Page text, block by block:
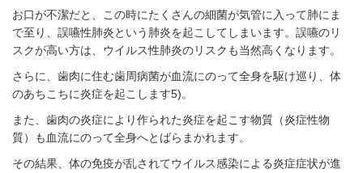
お口が不潔だと、この時にたくさんの細菌が気管に入って肺にま
で至り、誤嚥性肺炎という肺炎を起こしてしまいます。誤嚥のリ
スクが高い方は、ウイルス性肺炎のリスクも当然高くなります。
さらに、歯肉に住む歯周病菌が血流にのって全身を駆け巡り、体
のあちこちに炎症を起こします5)。
また、歯肉の炎症により作られた炎症を起こす物質（炎症性物
質）も血流にのって全身へとばらまかれます。
その結果、体の免疫が乱されてウイルス感染による炎症症状が進